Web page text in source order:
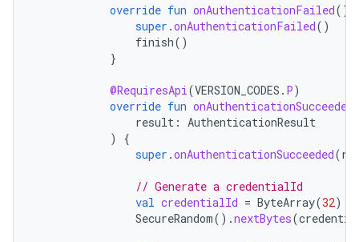
override fun onAuthenticationFailed()
super .onAuthenticationFailed()
finish()
}
@RequiresApi(VERSION_CODES . P)
override fun onAuthenticationSucceeded
result : AuthenticationResult
)
{
super .onAuthenticationSucceeded(
// Generate a credentialId
val credentialId = ByteArray(32)
SecureRandom().nextBytes(